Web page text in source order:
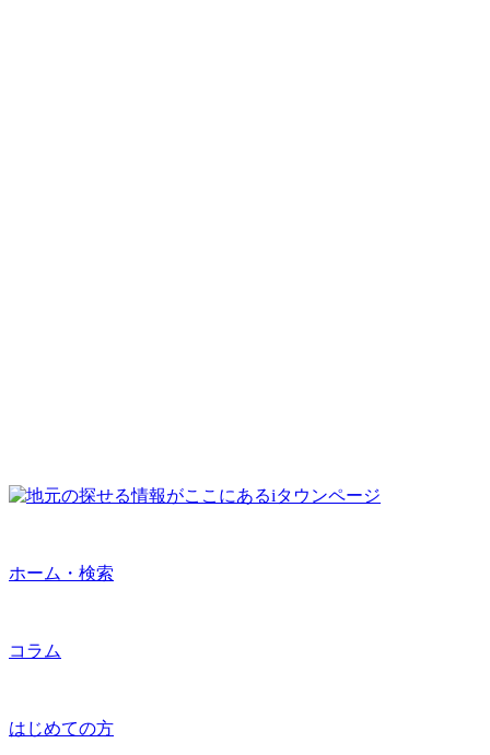
ホーム・検索
コラム
はじめての方